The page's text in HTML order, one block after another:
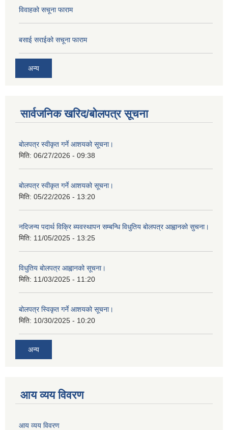
विवाहको सचूना फाराम
बसाई सराईको सचूना फाराम
अन्य
सार्वजनिक खरिद/बोलपत्र सूचना
बोलपत्र स्वीकृत गर्ने आशयको सूचना।
मिति: 06/27/2026 - 09:38
बोलपत्र स्वीकृत गर्ने आशयको सूचना।
मिति: 05/22/2026 - 13:20
नदिजन्य पदार्थ विक्रि ब्यवस्थापन सम्बन्धि विधुतिय बोलपत्र आह्वानको सुचना।
मिति: 11/05/2025 - 13:25
विधुतिय बोलपत्र आह्वानको सूचना।
मिति: 11/03/2025 - 11:20
बोलपत्र स्विकृत गर्ने आशयको सूचना।
मिति: 10/30/2025 - 10:20
अन्य
आय व्यय विवरण
आय व्यय विवरण